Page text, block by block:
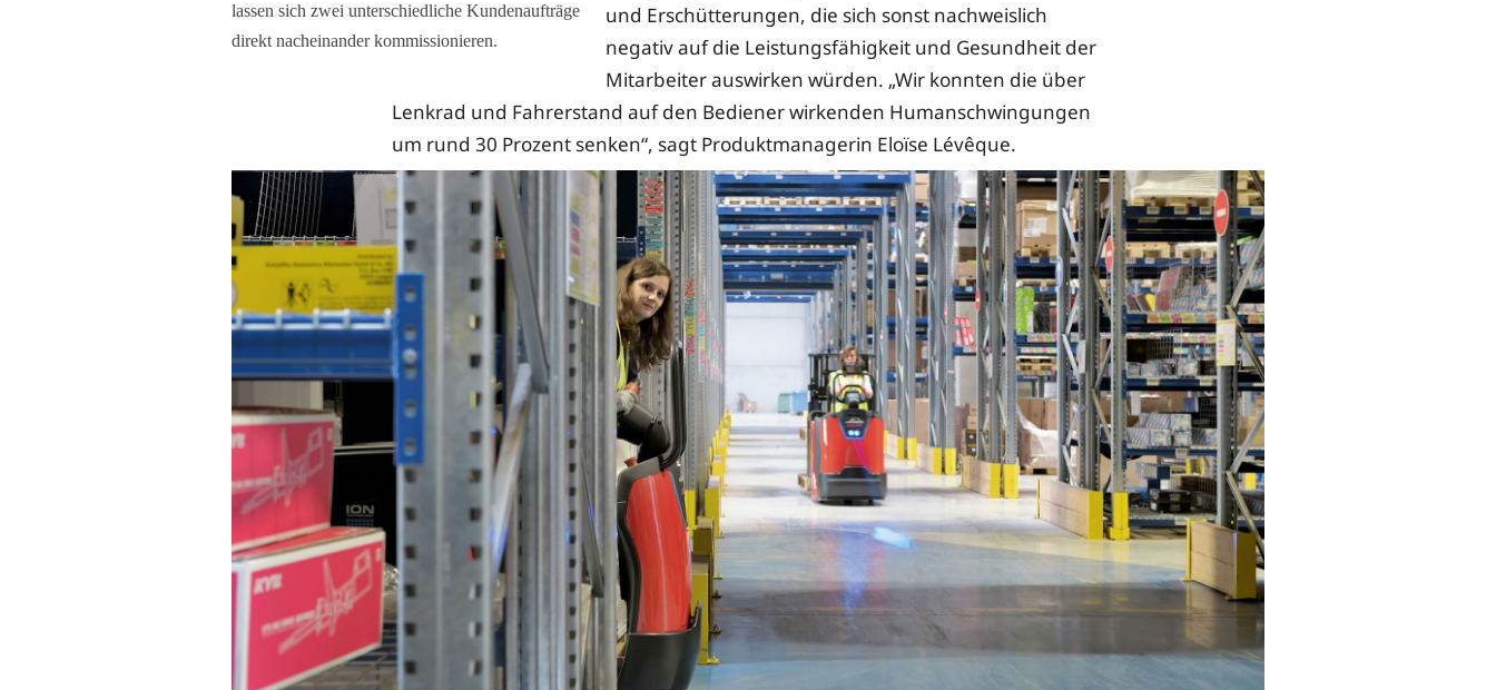
lassen sich zwei unterschiedliche Kundenaufträge
direkt nacheinander kommissionieren.
und Erschütterungen, die sich sonst nachweislich
negativ auf die Leistungsfähigkeit und Gesundheit der
Mitarbeiter auswirken würden. „Wir konnten die über
Lenkrad und Fahrerstand auf den Bediener wirkenden Humanschwingungen
um rund 30 Prozent senken“, sagt Produktmanagerin Eloïse Lévêque.